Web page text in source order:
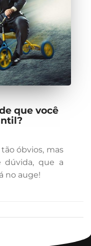
que você
óbvios, mas
dúvida, que a
no auge!